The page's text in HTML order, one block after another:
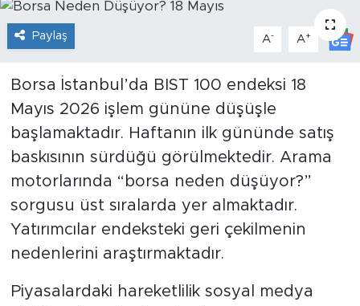
Paylaş A- A+
Borsa İstanbul’da BIST 100 endeksi 18
Mayıs 2026 işlem gününe düşüşle
başlamaktadır. Haftanın ilk gününde satış
baskısının sürdüğü görülmektedir. Arama
motorlarında “borsa neden düşüyor?”
sorgusu üst sıralarda yer almaktadır.
Yatırımcılar endeksteki geri çekilmenin
nedenlerini araştırmaktadır.
Piyasalardaki hareketlilik sosyal medya